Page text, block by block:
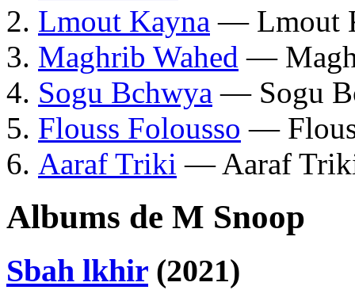
Lmout Kayna — Lmout
Maghrib Wahed —
Sogu Bchwya — Sogu
Flouss Folousso —
Aaraf Triki — Aaraf
Albums de M Snoop
Sbah lkhir (2021)